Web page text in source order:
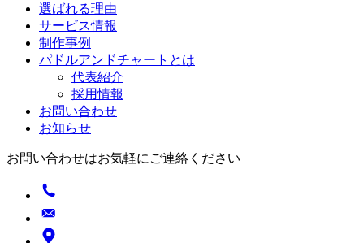
選ばれる理由
サービス情報
制作事例
パドルアンドチャートとは
代表紹介
採用情報
お問い合わせ
お知らせ
お問い合わせはお気軽にご連絡ください